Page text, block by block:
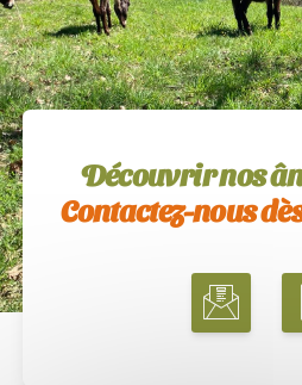
Découvrir nos
Contactez-nous